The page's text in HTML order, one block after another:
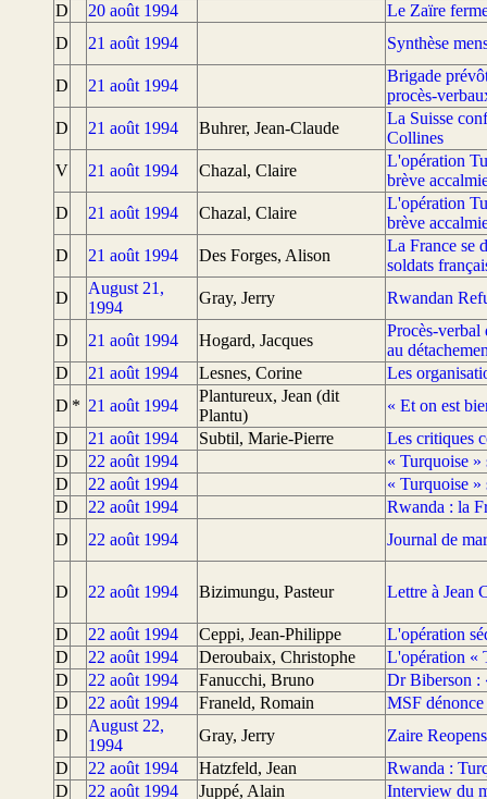
D
20 août 1994
Le Zaïre
D
21 août 1994 Synthèse
D 21 août 1994
Brigade
procès-
D
21 août 1994 Buhrer, Jean-Claude
La Suisse
Collines
V
21 août 1994 Chazal, Claire
L'opération
brève
D
21 août 1994 Chazal, Claire
L'opération
brève
D
21 août 1994 Des Forges, Alison
La France se
soldats
D
August 21,
1994
Gray, Jerry Rwandan
D 21 août 1994 Hogard, Jacques
Procès-verbal
au
D
21 août 1994 Lesnes, Corine
Les
D * 21 août 1994
Plantureux, Jean (dit
Plantu)
« Et on est
D
21 août 1994 Subtil, Marie-Pierre
Les critiques
D
22 août 1994
« Turquoise »
D
22 août 1994
« Turquoise »
D
22 août 1994
Rwanda : la
D
22 août 1994 Journal de
D 22 août 1994 Bizimungu, Pasteur Lettre à Jean
D 22 août 1994 Ceppi, Jean-Philippe
L'opération
D
22 août 1994 Deroubaix, Christophe
L'opération «
D
22 août 1994 Fanucchi, Bruno
Dr Biberson :
D
22 août 1994 Franeld, Romain
MSF
D
August 22,
1994
Gray, Jerry
Zaire
D
22 août 1994 Hatzfeld, Jean
Rwanda :
D
22 août 1994 Juppé, Alain
Interview du